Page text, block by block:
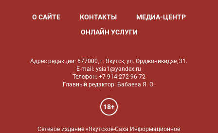
О САЙТЕ КОНТАКТЫ
МЕДИА-ЦЕНТР
ОНЛАЙН УСЛУГИ
Адрес редакции: 677000, г. Якутск, ул. Орджоникидзе, 31.
E-mail: ysia1@yandex.ru
Телефон: +7-914-272-96-72
Главный редактор: Бабаева Я. О.
18+
Сетевое издание «Якутское-Саха Информационное